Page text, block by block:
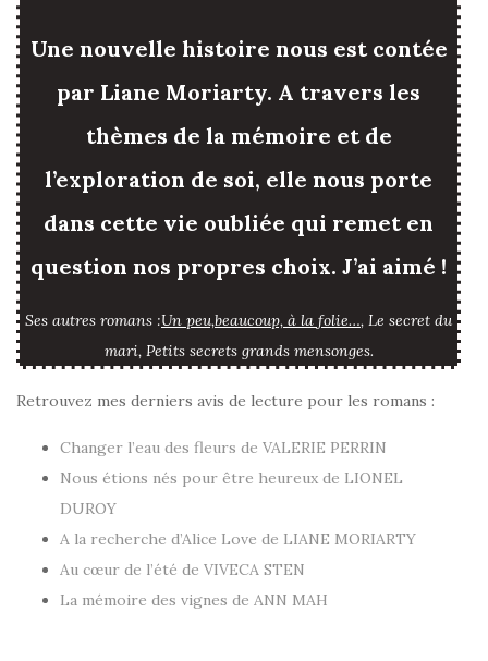
Une nouvelle histoire nous est contée
par Liane Moriarty. A travers les
thèmes de la mémoire et de
l’exploration de soi, elle nous porte
dans cette vie oubliée qui remet en
question nos propres choix. J’ai aimé !
Ses autres romans :Un peu,beaucoup, à la folie…, Le secret du
mari, Petits secrets grands mensonges.
Retrouvez mes derniers avis de lecture pour les romans :
Changer l’eau des fleurs de VALERIE PERRIN
Nous étions nés pour être heureux de LIONEL
DUROY
A la recherche d’Alice Love de LIANE MORIARTY
Au cœur de l’été de VIVECA STEN
La mémoire des vignes de ANN MAH